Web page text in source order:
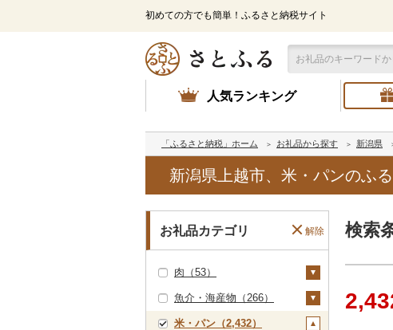
初めての方でも簡単！ふるさと納税サイト
人気ランキング
「ふるさと納税」ホーム お礼品から探す 新潟県
新潟県上越市、米・パンのふ
お礼品カテゴリ 解除
肉（53）
牛肉（精肉）（5）
ステーキ（3）
牛肉（加工品）（1
魚介・海産物（266）
カニ（0）
米・パン（2,432）
検索